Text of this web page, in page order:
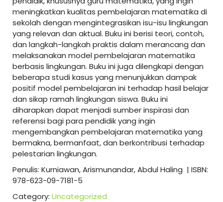
meningkatkan kualitas pembelajaran matematika di
sekolah dengan mengintegrasikan isu-isu lingkungan
yang relevan dan aktual. Buku ini berisi teori, contoh,
dan langkah-langkah praktis dalam merancang dan
melaksanakan model pembelajaran matematika
berbasis lingkungan. Buku ini juga dilengkapi dengan
beberapa studi kasus yang menunjukkan dampak
positif model pembelajaran ini terhadap hasil belajar
dan sikap ramah lingkungan siswa. Buku ini
diharapkan dapat menjadi sumber inspirasi dan
referensi bagi para pendidik yang ingin
mengembangkan pembelajaran matematika yang
bermakna, bermanfaat, dan berkontribusi terhadap
pelestarian lingkungan.
Penulis: Kurniawan, Arismunandar, Abdul Haling | ISBN:
978-623-09-7181-5
Category: Uncategorized